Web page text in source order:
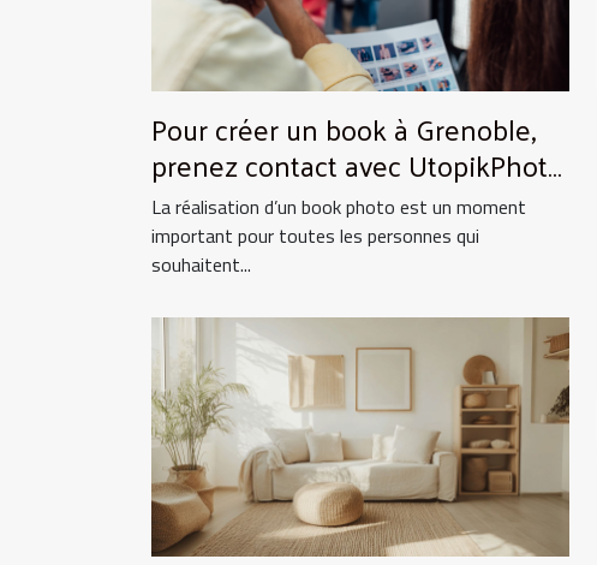
Pour créer un book à Grenoble,
prenez contact avec UtopikPhoto
!La réalisation d’un book photo est un moment
important pour toutes les personnes qui
souhaitent...